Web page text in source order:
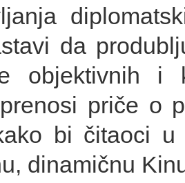
da
objektivnih i
priče o
bi čitaoci
dinamičnu